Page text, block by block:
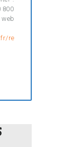
800
re